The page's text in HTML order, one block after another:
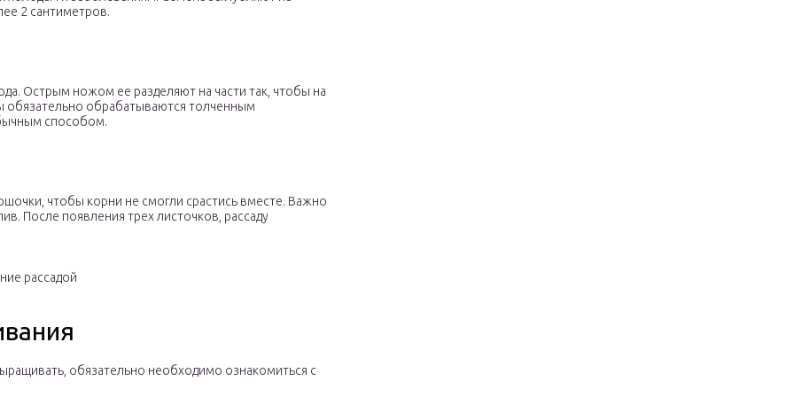
2 сантиметров.
Острым ножом ее разделяют на части так, чтобы на
обязательно обрабатываются толченным
способом.
чтобы корни не смогли срастись вместе. Важно
После появления трех листочков, рассаду
рассадой
обязательно необходимо ознакомиться с